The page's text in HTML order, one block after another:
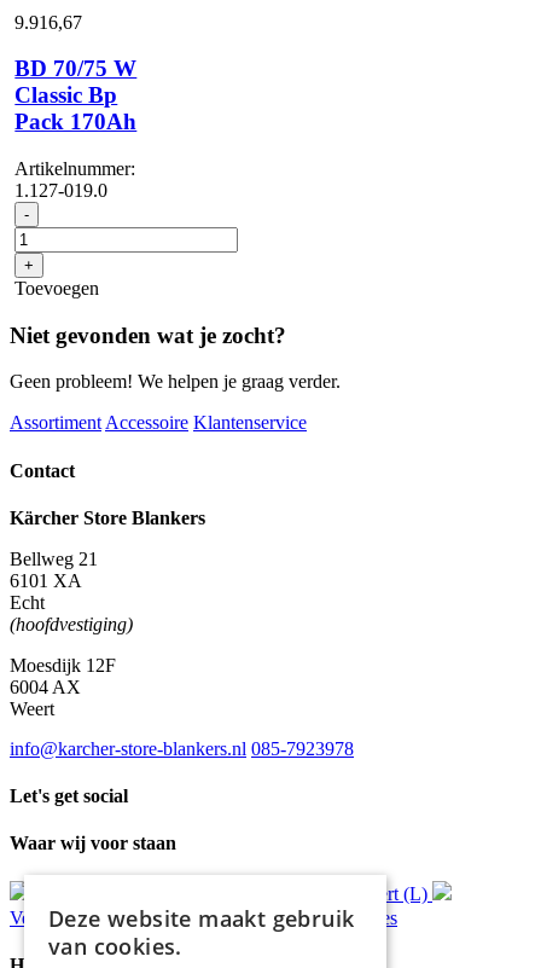
115Ah
aantal
9.916,67
BD 70/75 W
Classic Bp
Pack 170Ah
Artikelnummer:
1.127-019.0
- BD
70/75
W
Classic
Bp
170Ah
+
Toevoegen
Niet gevonden wat je zocht?
Geen probleem! We helpen je graag verder.
Assortiment Accessoire Klantenservice
Contact
Kärcher Store Blankers
Bellweg 21
6101 XA
Echt
(hoofdvestiging)
Moesdijk 12F
6004 AX
Weert
info@karcher-store-blankers.nl 085-7923978
Let's get social
Waar wij voor staan
Ophalen in Echt of Weert (L)
Verzondenbinnen 48 uur* Persoonlijk advies
Deze website maakt gebruik
van cookies.